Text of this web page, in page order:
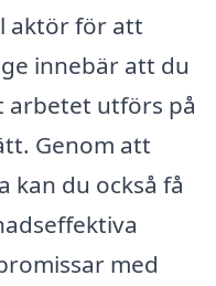
aktör för att
innebär att du
arbetet utförs på
Genom att
kan du också få
med